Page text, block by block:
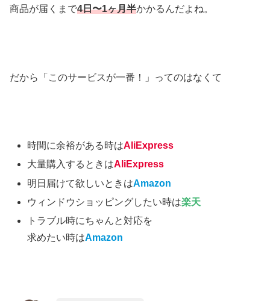
商品が届くまで4日〜1ヶ月半かかるんだよね。
だから「このサービスが一番！」ってのはなくて
時間に余裕がある時はAliExpress
大量購入するときはAliExpress
明日届けて欲しいときはAmazon
ウィンドウショッピングしたい時は楽天
トラブル時にちゃんと対応を
求めたい時はAmazon